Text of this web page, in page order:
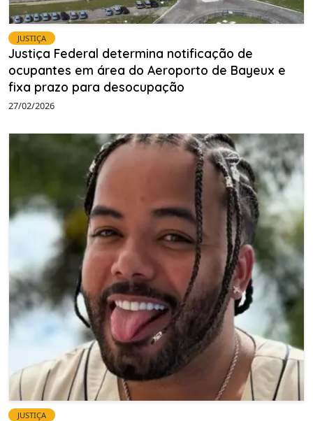
JUSTIÇA
Justiça Federal determina notificação de
ocupantes em área do Aeroporto de Bayeux e
fixa prazo para desocupação
27/02/2026
JUSTIÇA